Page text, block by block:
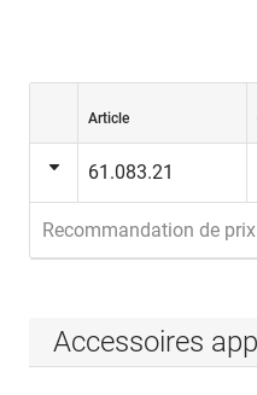
Article
61.083.21
Recommandation de
Accessoires